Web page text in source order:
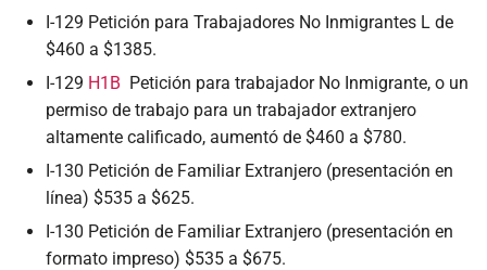
I-129 Petición para Trabajadores No Inmigrantes L de
$460 a $1385.
I-129 H1B Petición para trabajador No Inmigrante, o un
permiso de trabajo para un trabajador extranjero
altamente calificado, aumentó de $460 a $780.
I-130 Petición de Familiar Extranjero (presentación en
línea) $535 a $625.
I-130 Petición de Familiar Extranjero (presentación en
formato impreso) $535 a $675.